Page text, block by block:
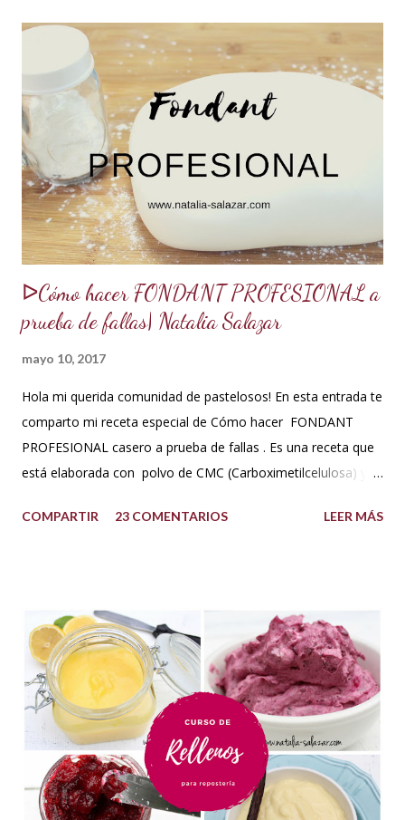
porque el producto estaba muy seco al salir del horno o
porque la receta era básica como suelen ser los bizcochuelos
de batido liviano como el Genovés, Angel cake, etc. Así tus
tortas y pasteles te quedarán húmedos y mucho más
sabrosos. Los jarabes pueden ser de diferentes sabores, de
acuerdo a los ingredientes que usemos. Aquí te comparto
una...
ᐅCómo hacer FONDANT PROFESIONAL a
prueba de fallas| Natalia Salazar
mayo 10, 2017
Hola mi querida comunidad de pastelosos! En esta entrada te
comparto mi receta especial de Cómo hacer FONDANT
PROFESIONAL casero a prueba de fallas . Es una receta que
está elaborada con polvo de CMC (Carboximetilcelulosa) y
que le aportan a la masa elasticidad, firmeza y le ayudan a
maíz o miel de Karo (1/2 taza). Y para climas cálidos usar
Glucosa, la misma cantidad. *7.5 ml de CMC o Tylose *2.5
ml de goma Xantana (Xanthan gum) *1 cucharada de 15 ml
de manteca blanca hidrogenada tipo Crisco o 10 gramos *75
ml de agua o 5 cucharadas de 15 ml *Esencia de almendras
o al gusto *5 ml de VINAGRE BLANCO (opcional, funciona
como preservante) *1 cucharadita de Glicerina ( usar solo si
el clima es ...
COMPARTIR 23 COMENTARIOS LEER MÁS